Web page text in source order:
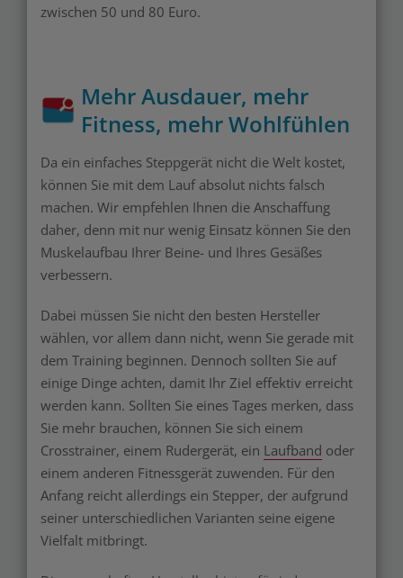
zwischen 50 und 80 Euro.
Mehr Ausdauer, mehr
Fitness, mehr Wohlfühlen
Da ein einfaches Steppgerät nicht die Welt kostet,
können Sie mit dem Lauf absolut nichts falsch
machen. Wir empfehlen Ihnen die Anschaffung
daher, denn mit nur wenig Einsatz können Sie den
Muskelaufbau Ihrer Beine- und Ihres Gesäßes
verbessern.
Dabei müssen Sie nicht den besten Hersteller
wählen, vor allem dann nicht, wenn Sie gerade mit
dem Training beginnen. Dennoch sollten Sie auf
einige Dinge achten, damit Ihr Ziel effektiv erreicht
werden kann. Sollten Sie eines Tages merken, dass
Sie mehr brauchen, können Sie sich einem
Crosstrainer, einem Rudergerät, ein Laufband oder
einem anderen Fitnessgerät zuwenden. Für den
Anfang reicht allerdings ein Stepper, der aufgrund
seiner unterschiedlichen Varianten seine eigene
Vielfalt mitbringt.